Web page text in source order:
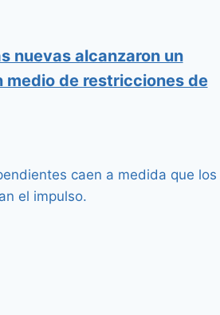
nuevas alcanzaron un
medio de restricciones de